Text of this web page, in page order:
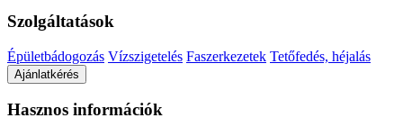
Szolgáltatások
Épületbádogozás Vízszigetelés Faszerkezetek Tetőfedés, héjalás
Ajánlatkérés
Hasznos információk